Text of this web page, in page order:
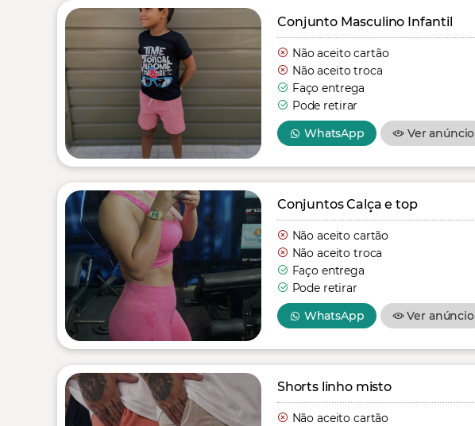
Conjunto Masculino Infantil
Não aceito cartão
Não aceito troca
Faço entrega
Pode retirar
WhatsApp
Ver anúncio
Conjuntos Calça e top
Não aceito cartão
Não aceito troca
Faço entrega
Pode retirar
WhatsApp
Ver anúncio
Shorts linho misto
Não aceito cartão